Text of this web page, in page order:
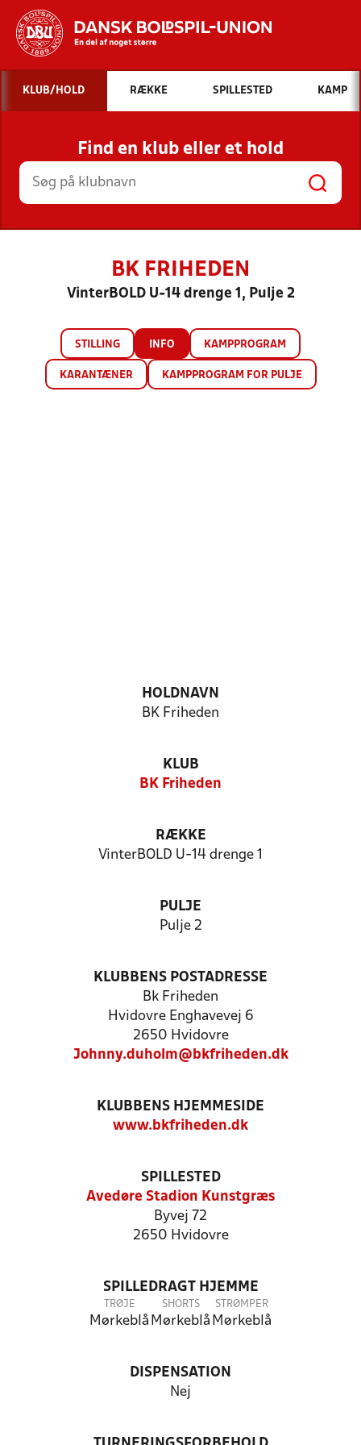
Hvad vil du søge efter?
INDHOLD OG NYHEDER
STILLINGER, RESULTATER, KLUBBER OG
HOLD
KLUB/HOLD RÆKKE SPILLESTED KAMP
Find en klub eller et hold
BK FRIHEDEN
VinterBOLD U-14 drenge 1, Pulje 2
STILLING INFO KAMPPROGRAM
KARANTÆNER KAMPPROGRAM FOR PULJE
HOLDNAVN
BK Friheden
KLUB
BK Friheden
RÆKKE
VinterBOLD U-14 drenge 1
PULJE
Pulje 2
KLUBBENS POSTADRESSE
Bk Friheden
Hvidovre Enghavevej 6
2650 Hvidovre
Johnny.duholm@bkfriheden.dk
KLUBBENS HJEMMESIDE
www.bkfriheden.dk
SPILLESTED
Avedøre Stadion Kunstgræs
Byvej 72
2650 Hvidovre
SPILLEDRAGT HJEMME
TRØJE
Mørkeblå
SHORTS
Mørkeblå
STRØMPER
Mørkeblå
DISPENSATION
Nej